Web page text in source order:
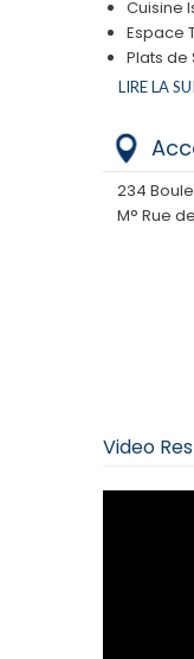
Cuisine
Espace
Plats de
LIRE LA
234
M° Rue
Video